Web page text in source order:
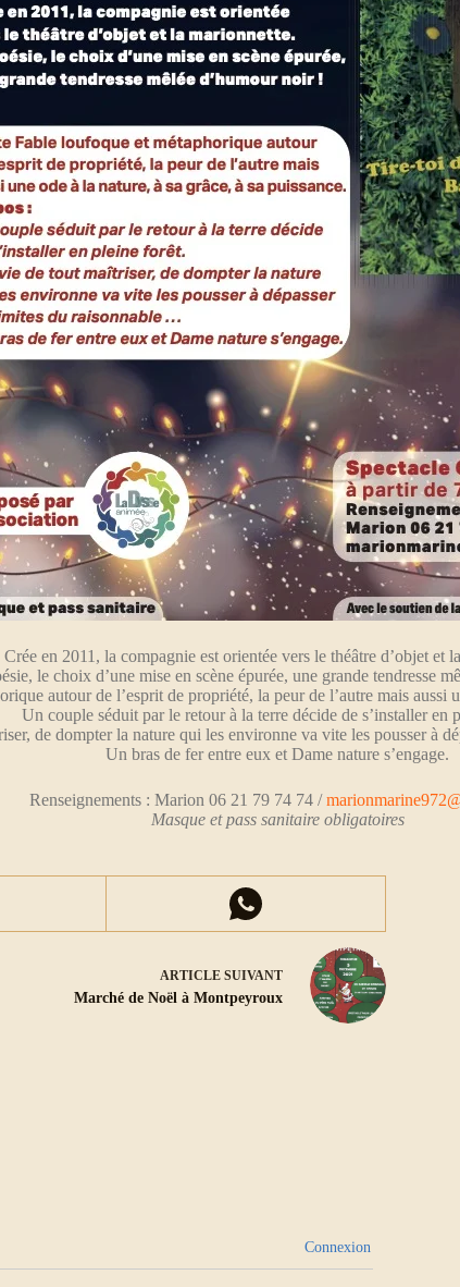
Crée en 2011, la compagnie est orientée vers le théâtre d’objet et
le choix d’une mise en scène épurée, une grande tendresse
autour de l’esprit de propriété, la peur de l’autre mais aussi
Un couple séduit par le retour à la terre décide de s’installer en
de dompter la nature qui les environne va vite les pousser à
Un bras de fer entre eux et Dame nature s’engage.
Renseignements : Marion 06 21 79 74 74 /
Masque et pass sanitaire obligatoires
ARTICLE SUIVANT
Marché de Noël à Montpeyroux
Connexion